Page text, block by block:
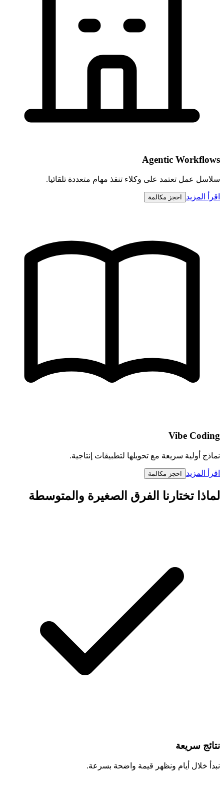
Agentic Workflows
سلاسل عمل تعتمد على وكلاء تنفذ مهام متعددة تلقائيا.
اقرأ المزيد احجز مكالمة
Vibe Coding
نماذج أولية سريعة مع تحويلها لتطبيقات إنتاجية.
اقرأ المزيد احجز مكالمة
لماذا تختارنا الفرق الصغيرة والمتوسطة
نتائج سريعة
نبدأ خلال أيام ونظهر قيمة واضحة بسرعة.